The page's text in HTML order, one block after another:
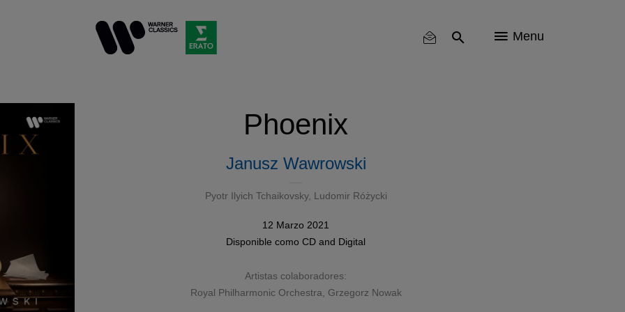
Menu
Phoenix
Janusz Wawrowski
Pyotr Ilyich Tchaikovsky, Ludomir Różycki
12 Marzo 2021
Disponible como CD and Digital
Artistas colaboradores:
Royal Philharmonic Orchestra , Grzegorz Nowak